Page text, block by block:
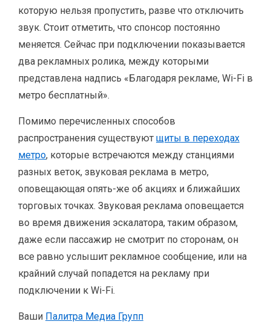
которую нельзя пропустить, разве что отключить
звук. Стоит отметить, что спонсор постоянно
меняется. Сейчас при подключении показывается
два рекламных ролика, между которыми
представлена надпись «Благодаря рекламе, Wi-Fi в
метро бесплатный».
Помимо перечисленных способов
распространения существуют щиты в переходах
метро, которые встречаются между станциями
разных веток, звуковая реклама в метро,
оповещающая опять-же об акциях и ближайших
торговых точках. Звуковая реклама оповещается
во время движения эскалатора, таким образом,
даже если пассажир не смотрит по сторонам, он
все равно услышит рекламное сообщение, или на
крайний случай попадется на рекламу при
подключении к Wi-Fi.
Ваши Палитра Медиа Групп